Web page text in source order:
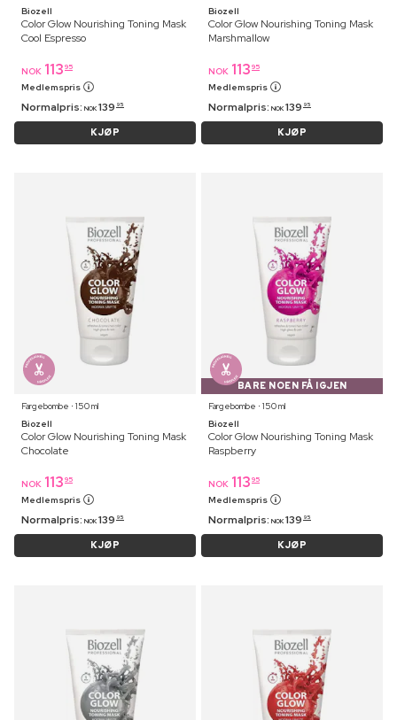
Biozell
Color Glow Nourishing Toning Mask
Cool Espresso
NOK 113 95
Medlemspris
Normalpris: NOK 139 95
KJØP
Biozell
Color Glow Nourishing Toning Mask
Marshmallow
NOK 113 95
Medlemspris
Normalpris: NOK 139 95
KJØP
Fargebombe ⋅ 150 ml
Biozell
Color Glow Nourishing Toning Mask
Chocolate
NOK 113 95
Medlemspris
Normalpris: NOK 139 95
KJØP
BARE NOEN FÅ IGJEN
Fargebombe ⋅ 150 ml
Biozell
Color Glow Nourishing Toning Mask
Raspberry
NOK 113 95
Medlemspris
Normalpris: NOK 139 95
KJØP